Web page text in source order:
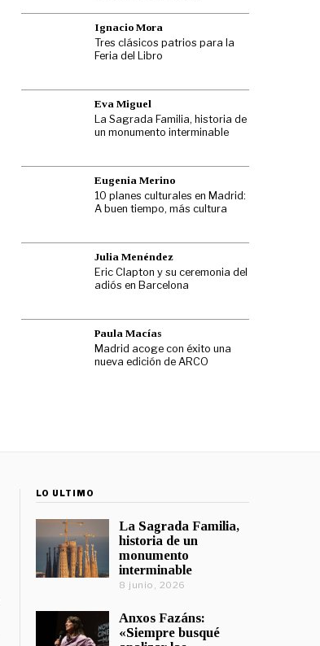
Ignacio Mora
Tres clásicos patrios para la
Feria del Libro
Eva Miguel
La Sagrada Familia, historia de
un monumento interminable
Eugenia Merino
10 planes culturales en Madrid:
A buen tiempo, más cultura
Julia Menéndez
Eric Clapton y su ceremonia del
adiós en Barcelona
Paula Macías
Madrid acoge con éxito una
nueva edición de ARCO
LO ÚLTIMO
La Sagrada Familia,
historia de un
monumento
interminable
8 junio, 2026
Anxos Fazáns:
«Siempre busqué